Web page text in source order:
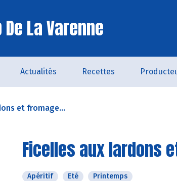
La Varenne
Actualités Recettes
et fromage...
Ficelles aux lardons
Apéritif Eté Printemps